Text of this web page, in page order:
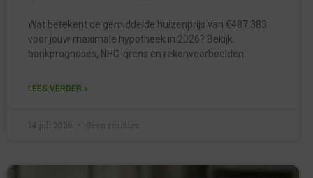
Wat betekent de gemiddelde huizenprijs van €487.383
voor jouw maximale hypotheek in 2026? Bekijk
bankprognoses, NHG-grens en rekenvoorbeelden.
LEES VERDER »
14 juli 2026 Geen reacties